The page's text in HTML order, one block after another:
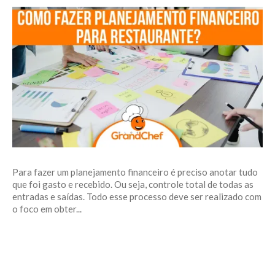
Para fazer um planejamento financeiro é preciso anotar tudo
que foi gasto e recebido. Ou seja, controle total de todas as
entradas e saídas. Todo esse processo deve ser realizado com
o foco em obter...